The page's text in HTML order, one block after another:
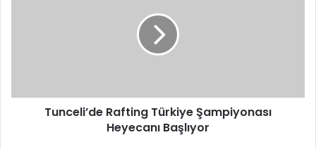
Tunceli’de Rafting Türkiye Şampiyonası
Heyecanı Başlıyor